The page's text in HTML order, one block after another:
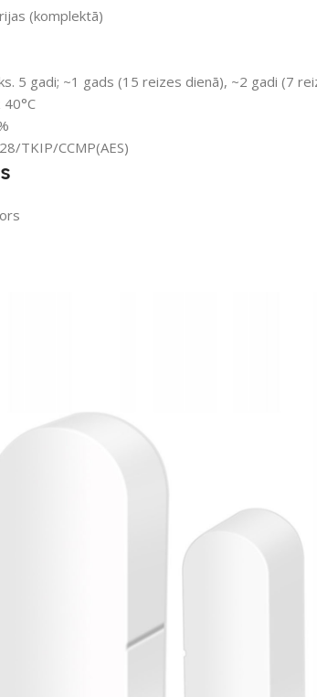
(komplektā)
5 gadi; ~1 gads (15 reizes dienā), ~2 gadi (7
40°C
TKIP/CCMP(AES)